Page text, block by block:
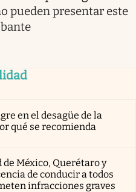
pueden presentar este
en el desagüe de la
qué se recomienda
de México, Querétaro y
de conducir a todos
infracciones graves